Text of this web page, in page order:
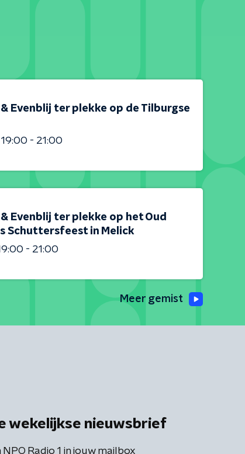
Evenblij ter plekke op de Tilburgse
19:00 - 21:00
Evenblij ter plekke op het Oud
Schuttersfeest in Melick
- 21:00
Meer gemist
wekelijkse nieuwsbrief
Radio 1 in jouw mailbox